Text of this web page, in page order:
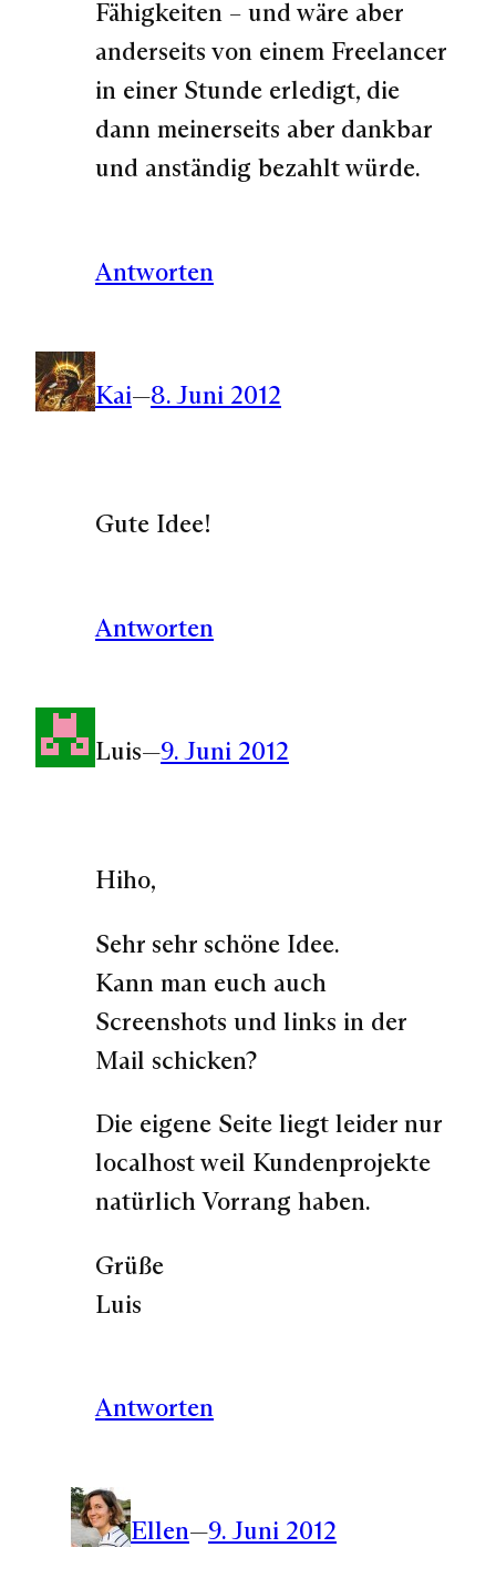
Fähigkeiten – und wäre aber
anderseits von einem Freelancer
in einer Stunde erledigt, die
dann meinerseits aber dankbar
und anständig bezahlt würde.
Antworten
Kai—8. Juni 2012
Gute Idee!
Antworten
Luis—9. Juni 2012
Hiho,
Sehr sehr schöne Idee.
Kann man euch auch
Screenshots und links in der
Mail schicken?
Die eigene Seite liegt leider nur
localhost weil Kundenprojekte
natürlich Vorrang haben.
Grüße
Luis
Antworten
Ellen—9. Juni 2012